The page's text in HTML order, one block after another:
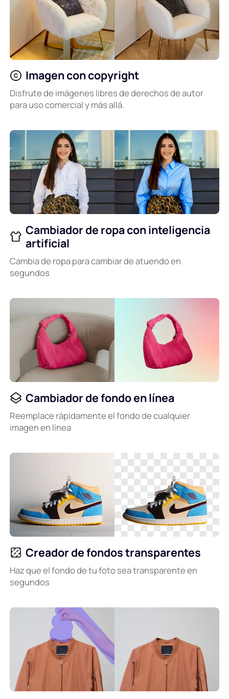
Imagen con copyright
Disfrute de imágenes libres de derechos de autor
para uso comercial y más allá.
Cambiador de ropa con inteligencia
artificial
Cambia de ropa para cambiar de atuendo en
segundos
Cambiador de fondo en línea
Reemplace rápidamente el fondo de cualquier
imagen en línea
Creador de fondos transparentes
Haz que el fondo de tu foto sea transparente en
segundos